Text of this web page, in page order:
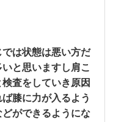
では状態は悪い方だ
と思いますし肩こ
査をしていき原因
膝に力が入るよう
ができるようにな